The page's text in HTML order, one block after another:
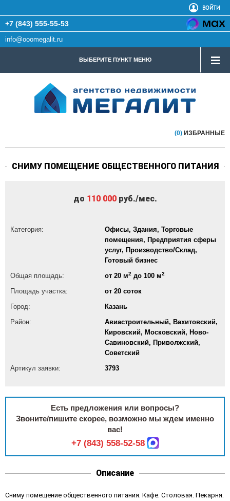
ВОЙТИ
+7 (843) 555-55-53
info@ooomegalit.ru
ВЫБЕРИТЕ ПУНКТ МЕНЮ
(0) ИЗБРАННЫЕ
СНИМУ ПОМЕЩЕНИЕ ОБЩЕСТВЕННОГО ПИТАНИЯ
до 110 000руб./мес.
Категория:
Офисы, Здания, Торговые
помещения, Предприятия сферы
услуг, Производство/Склад,
Готовый бизнес
Общая площадь:
от 20 м2до 100 м2
Площадь участка:
от 20 соток
Город:
Казань
Район:
Авиастроительный, Вахитовский,
Кировский, Московский, Ново-
Савиновский, Приволжский,
Советский
Артикул заявки:
3793
Есть предложения или вопросы?
Звоните/пишите скорее, возможно мы ждем именно
вас!
+7 (843) 558-52-58
Описание
Сниму помещение общественного питания. Кафе. Столовая. Пекарня.